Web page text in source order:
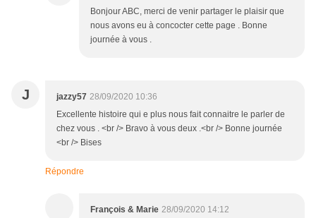
Bonjour ABC, merci de venir partager le plaisir que
nous avons eu à concocter cette page . Bonne
journée à vous .
J jazzy57 28/09/2020 10:36
Excellente histoire qui e plus nous fait connaitre le parler de
chez vous . <br /> Bravo à vous deux .<br /> Bonne journée
<br /> Bises
Répondre
François & Marie 28/09/2020 14:12